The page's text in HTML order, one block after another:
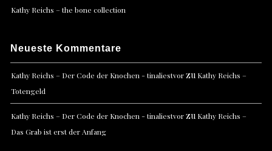
Kathy Reichs – the bone collection
Neueste Kommentare
Kathy Reichs – Der Code der Knochen - tinaliestvorzu Kathy Reichs –
Totengeld
Kathy Reichs – Der Code der Knochen - tinaliestvorzu Kathy Reichs –
Das Grab ist erst der Anfang